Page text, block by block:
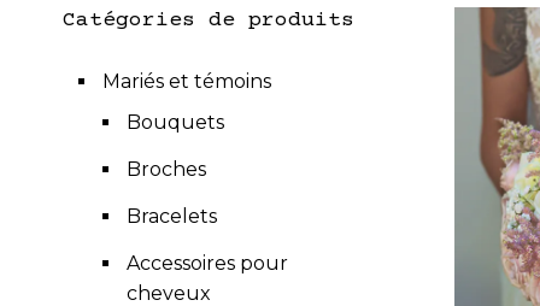
Catégories de produits
Mariés et témoins
Bouquets
Broches
Bracelets
Accessoires pour
cheveux